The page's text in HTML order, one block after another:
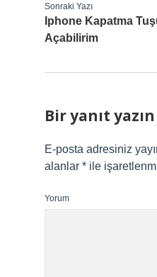
Sonraki Yazı
Iphone Kapatma
Açabilirim
Bir yanıt yazın
E-posta adresiniz
alanlar * ile
Yorum